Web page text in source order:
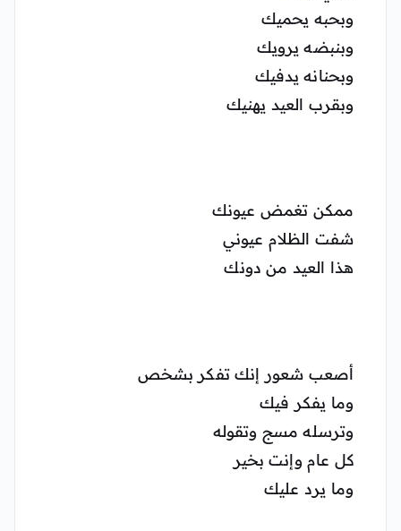
وبحبه يحميك
وبنبضه يرويك
وبحنانه يدفيك
وبقرب العيد يهنيك
ممكن تغمض عيونك
شفت الظلام عيوني
هذا العيد من دونك
أصعب شعور إنك تفكر بشخص
وما يفكر فيك
وترسله مسج وتقوله
كل عام وإنت بخير
وما يرد عليك